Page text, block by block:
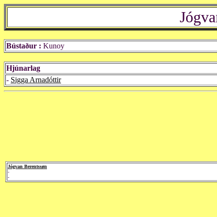
Bústaður : Kunoy
Hjúnarlag
- Sigga Arnadóttir
Jógvan Berentssøn
-
-